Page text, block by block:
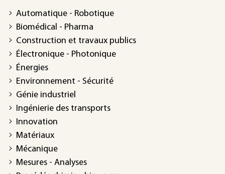
Automatique - Robotique
Biomédical - Pharma
Construction et travaux publics
Électronique - Photonique
Énergies
Environnement - Sécurité
Génie industriel
Ingénierie des transports
Innovation
Matériaux
Mécanique
Mesures - Analyses